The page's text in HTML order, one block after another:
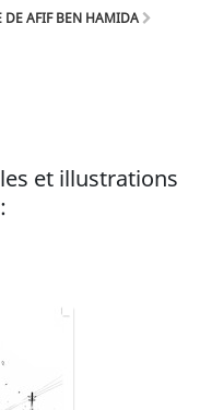
DE AFIF BEN HAMIDA
et illustrations